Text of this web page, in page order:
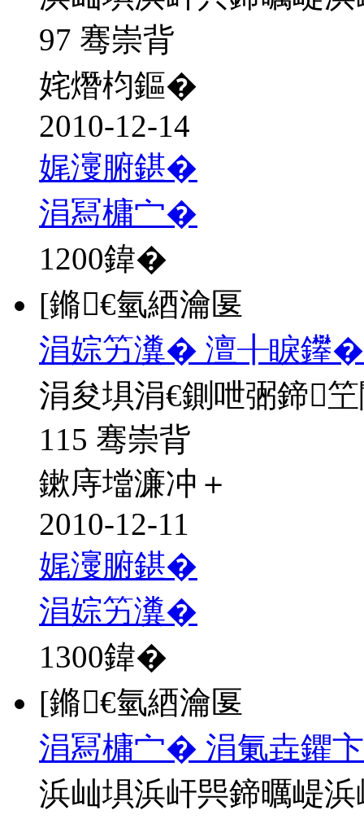
97 骞崇背
姹熸枃鏂�
2010-12-14
娓濅腑鍖�
涓冩槦宀�
1200鍏�
[鏅€氫綇瀹匽
涓婃竻瀵� 澶╂睙鑻�
涓夋埧涓€鍘呭弻鍗
115 骞崇背
鏉庤壋濂冲＋
2010-12-11
娓濅腑鍖�
涓婃竻瀵�
1300鍏�
[鏅€氫綇瀹匽
涓冩槦宀� 涓氭垚鑺
浜屾埧浜屽巺鍗曞崼